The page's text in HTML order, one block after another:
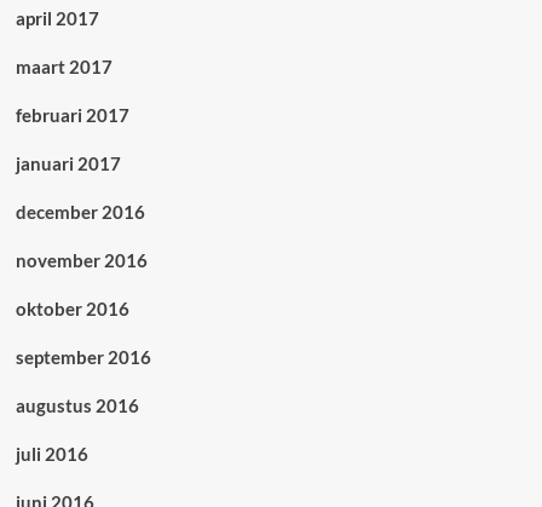
april 2017
maart 2017
februari 2017
januari 2017
december 2016
november 2016
oktober 2016
september 2016
augustus 2016
juli 2016
juni 2016